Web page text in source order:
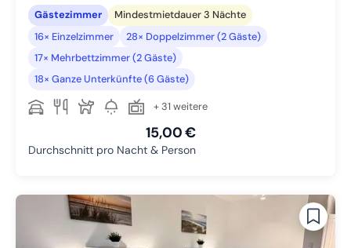
Gästezimmer
Mindestmietdauer 3 Nächte
16× Einzelzimmer
28× Doppelzimmer (2 Gäste)
17× Mehrbettzimmer (2 Gäste)
18× Ganze Unterkünfte (6 Gäste)
+ 31 weitere
15,00 €
Durchschnitt pro Nacht & Person